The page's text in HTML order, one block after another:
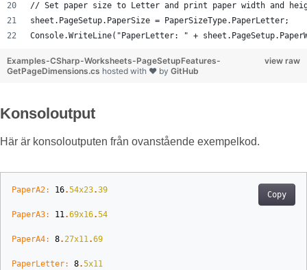
// Set paper size to Letter and print paper width and
sheet.PageSetup.PaperSize = PaperSizeType.PaperLetter;
Console.WriteLine("PaperLetter: " +
view raw
Examples-CSharp-Worksheets-PageSetupFeatures-
GetPageDimensions.cs hosted with ❤ by GitHub
Konsoloutput
Här är konsoloutputen från ovanstående exempelkod.
Copy
PaperA2: 16.54x23.39
PaperA3: 11.69x16.54
PaperA4: 8.27x11.69
PaperLetter: 8.5x11